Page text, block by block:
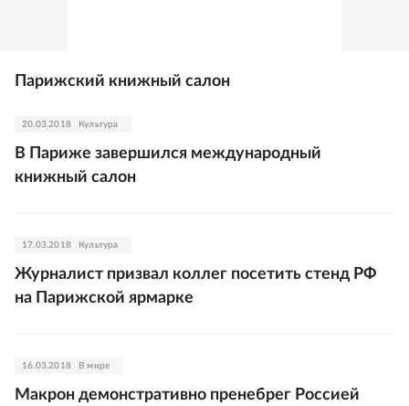
Парижский книжный салон
20.03.2018 Культура
В Париже завершился международный
книжный салон
17.03.2018 Культура
Журналист призвал коллег посетить стенд РФ
на Парижской ярмарке
16.03.2018 В мире
Макрон демонстративно пренебрег Россией